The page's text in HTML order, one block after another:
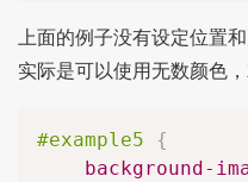
上面的例子没有设定位置
实际是可以使用无数颜色
#example5
{
background-